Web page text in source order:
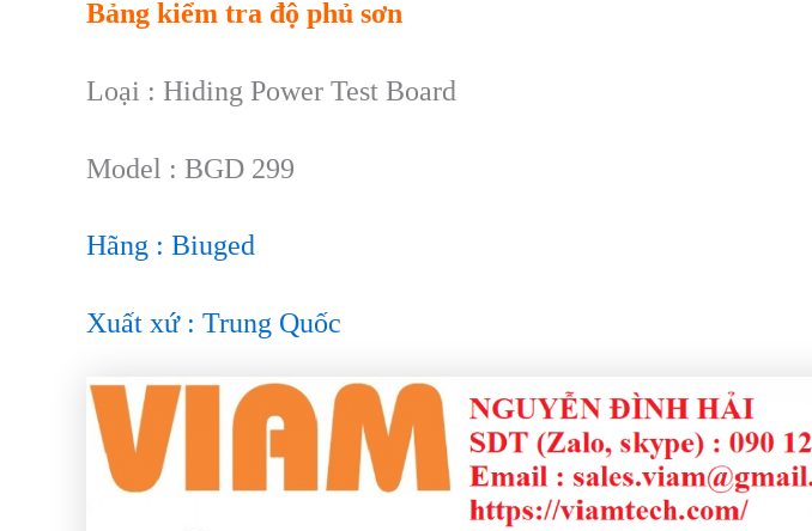
Bảng kiểm tra độ phủ sơn
Loại : Hiding Power Test Board
Model : BGD 299
Hãng : Biuged
Xuất xứ : Trung Quốc